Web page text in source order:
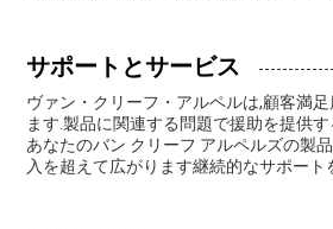
サポートとサービス
ヴァン・クリーフ・アルペルは,顧客満
ます.製品に関連する問題で援助を提供
あなたのバン クリーフ アルペルズの製
入を超えて広がります継続的なサポー